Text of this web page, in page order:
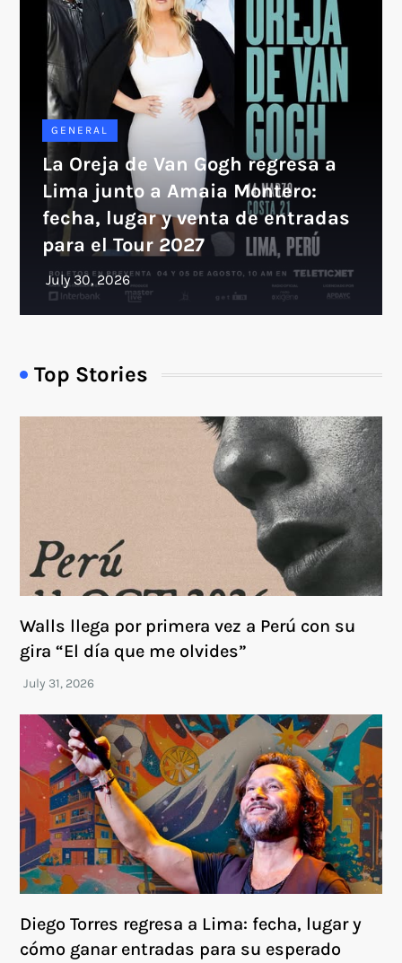
GENERAL
La Oreja de Van Gogh regresa a
Lima junto a Amaia Montero:
fecha, lugar y venta de entradas
para el Tour 2027
Top Stories
Walls llega por primera vez a Perú con su
gira “El día que me olvides”
Diego Torres regresa a Lima: fecha, lugar y
cómo ganar entradas para su esperado